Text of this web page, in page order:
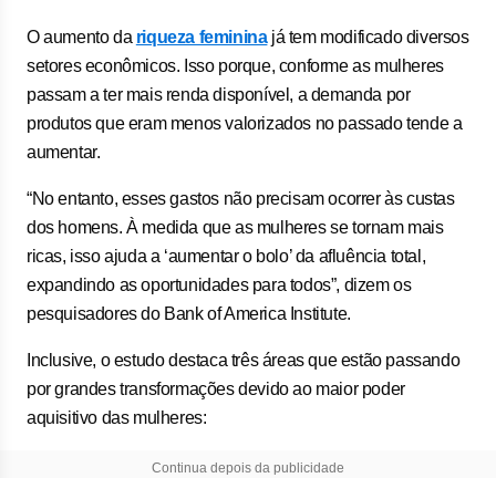
O aumento da riqueza femininajá tem modificado diversos
setores econômicos. Isso porque, conforme as mulheres
passam a ter mais renda disponível, a demanda por
produtos que eram menos valorizados no passado tende a
aumentar.
“No entanto, esses gastos não precisam ocorrer às custas
dos homens. À medida que as mulheres se tornam mais
ricas, isso ajuda a ‘aumentar o bolo’ da afluência total,
expandindo as oportunidades para todos”, dizem os
pesquisadores do Bank of America Institute.
Inclusive, o estudo destaca três áreas que estão passando
por grandes transformações devido ao maior poder
aquisitivo das mulheres:
Continua depois da publicidade